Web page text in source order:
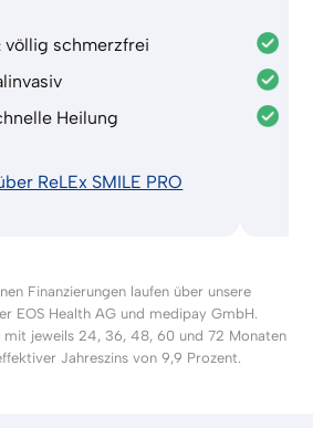
völlig schmerzfrei
Heilung
ReLEx SMILE PRO
Finanzierungen laufen über unsere
EOS Health AG und medipay GmbH.
mit jeweils 24, 36, 48, 60 und 72 Monaten
Jahreszins von 9,9 Prozent.